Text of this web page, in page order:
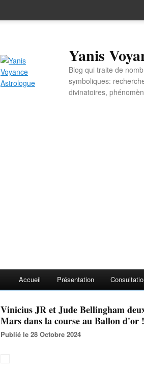
Yanis
Blog qui traite de
symboliques:
divinatoires,
Accueil Présentation
Vinicius JR et Jude Bellingham
Mars dans la course au Ballon d'or !
Publié le 28 Octobre 2024